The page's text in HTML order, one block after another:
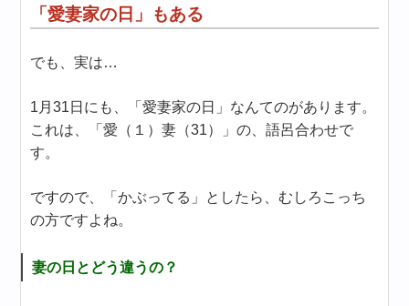
「愛妻家の日」もある
でも、実は…
1月31日にも、「愛妻家の日」なんてのがあります。
これは、「愛（１）妻（31）」の、語呂合わせで
す。
ですので、「かぶってる」としたら、むしろこっち
の方ですよね。
妻の日とどう違うの？